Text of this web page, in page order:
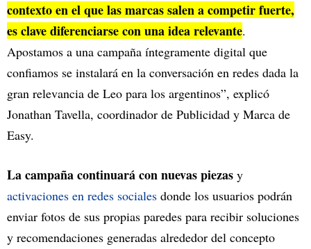
contexto en el que las marcas salen a competir fuerte,
es clave diferenciarse con una idea relevante.
Apostamos a una campaña íntegramente digital que
confiamos se instalará en la conversación en redes dada la
gran relevancia de Leo para los argentinos”, explicó
Jonathan Tavella, coordinador de Publicidad y Marca de
Easy.
La campaña continuará con nuevas piezas y
activaciones en redes sociales donde los usuarios podrán
enviar fotos de sus propias paredes para recibir soluciones
y recomendaciones generadas alrededor del concepto